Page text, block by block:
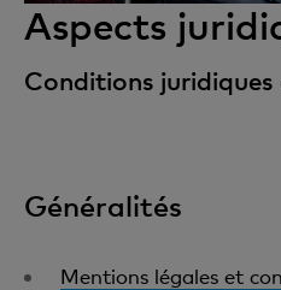
Aspects
Conditions
Généralités
Mentions légales et